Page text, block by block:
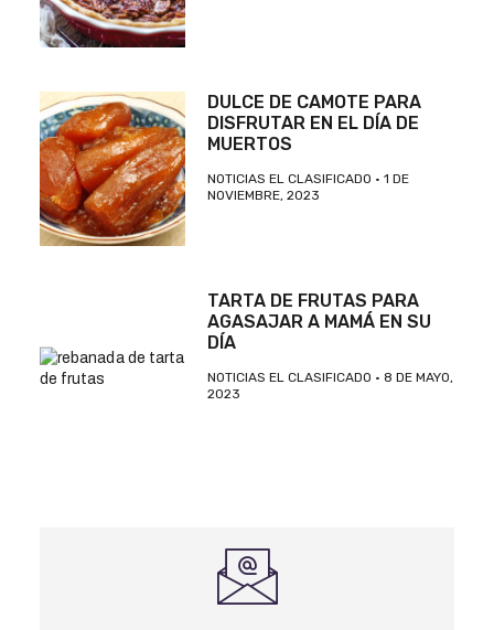
DULCE DE CAMOTE PARA
DISFRUTAR EN EL DÍA DE
MUERTOS
NOTICIAS EL CLASIFICADO
1 DE
NOVIEMBRE, 2023
TARTA DE FRUTAS PARA
AGASAJAR A MAMÁ EN SU
DÍA
NOTICIAS EL CLASIFICADO
8 DE MAYO,
2023